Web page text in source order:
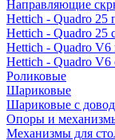
Направляющие
Hettich - Quadro 25
Hettich - Quadro 25
Hettich - Quadro V6
Hettich - Quadro V6
Роликовые
Шариковые
Шариковые с
Опоры и
Механизмы для